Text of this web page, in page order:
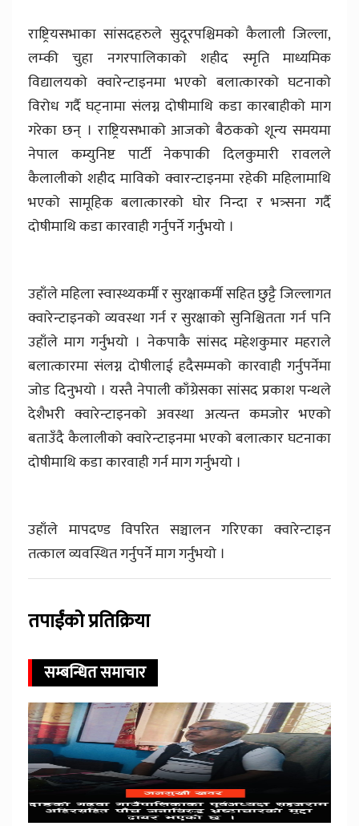
राष्ट्रियसभाका सांसदहरुले सुदूरपश्चिमको कैलाली जिल्ला,
लम्की चुहा नगरपालिकाको शहीद स्मृति माध्यमिक
विद्यालयको क्वारेन्टाइनमा भएको बलात्कारको घटनाको
विरोध गर्दै घट्नामा संलग्न दोषीमाथि कडा कारबाहीको माग
गरेका छन् । राष्ट्रियसभाको आजको बैठकको शून्य समयमा
नेपाल कम्युनिष्ट पार्टी नेकपाकी दिलकुमारी रावलले
कैलालीको शहीद माविको क्वारन्टाइनमा रहेकी महिलामाथि
भएको सामूहिक बलात्कारको घोर निन्दा र भत्र्सना गर्दै
दोषीमाथि कडा कारवाही गर्नुपर्ने गर्नुभयो ।
उहाँले महिला स्वास्थ्यकर्मी र सुरक्षाकर्मी सहित छुट्टै जिल्लागत
क्वारेन्टाइनको व्यवस्था गर्न र सुरक्षाको सुनिश्चितता गर्न पनि
उहाँले माग गर्नुभयो । नेकपाकै सांसद महेशकुमार महराले
बलात्कारमा संलग्न दोषीलाई हदैसम्मको कारवाही गर्नुपर्नेमा
जोड दिनुभयो । यस्तै नेपाली काँग्रेसका सांसद प्रकाश पन्थले
देशैभरी क्वारेन्टाइनको अवस्था अत्यन्त कमजोर भएको
बताउँदै कैलालीको क्वारेन्टाइनमा भएको बलात्कार घटनाका
दोषीमाथि कडा कारवाही गर्न माग गर्नुभयो ।
उहाँले मापदण्ड विपरित सञ्चालन गरिएका क्वारेन्टाइन
तत्काल व्यवस्थित गर्नुपर्ने माग गर्नुभयो ।
तपाईंको प्रतिक्रिया
सम्बन्धित समाचार